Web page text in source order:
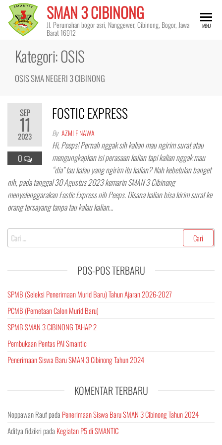
Skip
SMAN 3 CIBINONG
Jl. Perumahan bogor asri, Nanggewer, Cibinong, Bogor, Jawa
Barat 16912
MENU
Kategori:OSIS
OSIS SMA NEGERI 3 CIBINONG
SEP
11
2023
0
FOSTIC EXPRESS
By AZMI F NAWA
Hi, Peeps! Pernah nggak sih kalian mau ngirim surat atau
mengungkapkan isi perasaan kalian tapi kalian nggak mau
“dia” tau kalau yang ngirim itu kalian? Nah kebetulan banget
nih, pada tanggal 30 Agustus 2023 kemarin SMAN 3 Cibinong
menyelenggarakan Fostic Express nih Peeps. Disana kalian bisa kirim surat ke
orang tersayang tanpa tau kalau kalian…
Cari
untuk:
POS-POS TERBARU
SPMB (Seleksi Penerimaan Murid Baru) Tahun Ajaran 2026-2027
PCMB (Pemetaan Calon Murid Baru)
SPMB SMAN 3 CIBINONG TAHAP 2
Pembukaan Pentas PAI Smantic
Penerimaan Siswa Baru SMAN 3 Cibinong Tahun 2024
KOMENTAR TERBARU
Noppawan Raufpada Penerimaan Siswa Baru SMAN 3 Cibinong Tahun 2024
Aditya fidzikripada Kegiatan P5 di SMANTIC